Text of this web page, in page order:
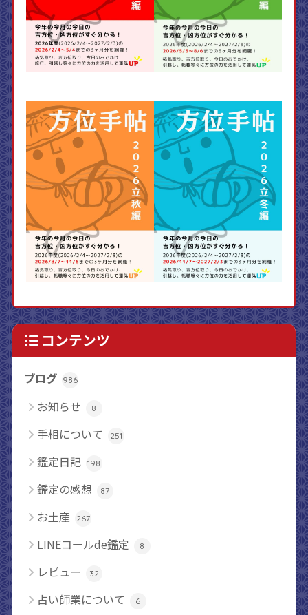
コンテンツ
ブログ 986
お知らせ 8
手相について 251
鑑定日記 198
鑑定の感想 87
お土産 267
LINEコールde鑑定 8
レビュー 32
占い師業について 6